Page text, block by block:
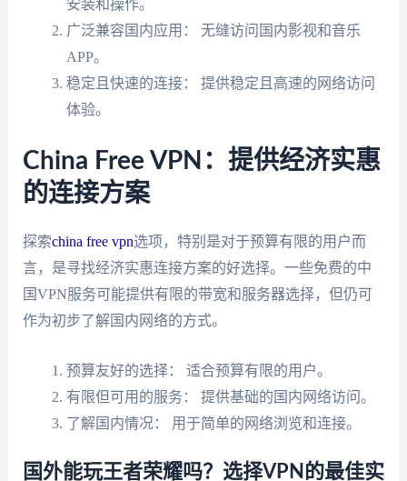
安装和操作。
广泛兼容国内应用： 无缝访问国内影视和音乐
APP。
稳定且快速的连接： 提供稳定且高速的网络访问
体验。
China Free VPN：提供经济实惠
的连接方案
探索china free vpn选项，特别是对于预算有限的用户而
言，是寻找经济实惠连接方案的好选择。一些免费的中
国VPN服务可能提供有限的带宽和服务器选择，但仍可
作为初步了解国内网络的方式。
预算友好的选择： 适合预算有限的用户。
有限但可用的服务： 提供基础的国内网络访问。
了解国内情况： 用于简单的网络浏览和连接。
国外能玩王者荣耀吗？选择VPN的最佳实